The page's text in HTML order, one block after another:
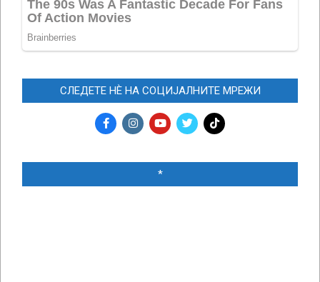
СЛЕДЕТЕ НЀ НА СОЦИЈАЛНИТЕ МРЕЖИ
*